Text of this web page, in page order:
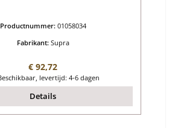
Productnummer: 01058034
Fabrikant: Supra
Normale prijs:
€ 92,72
levertijd: 4-6 dagen
Details